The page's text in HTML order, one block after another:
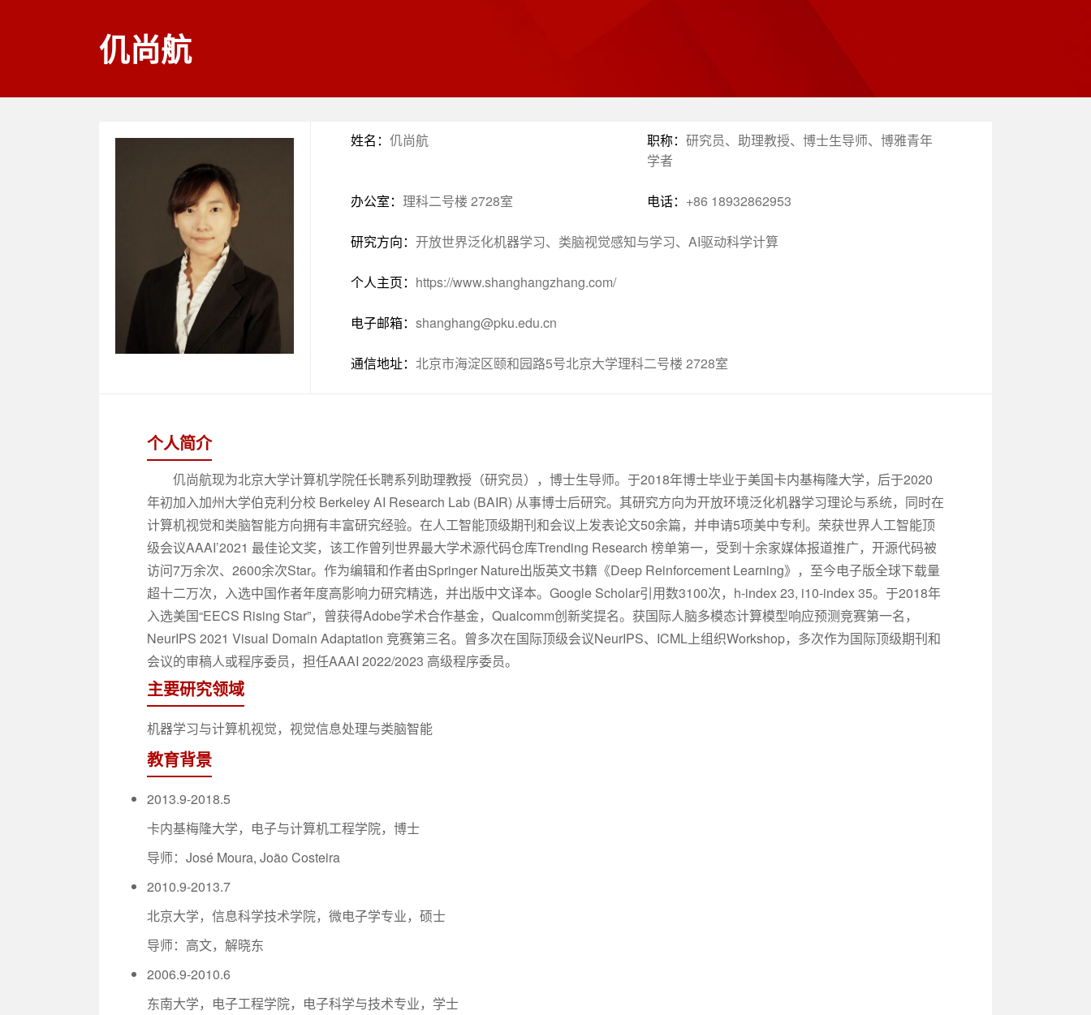
仉尚航
姓名： 仉尚航 职称： 研究员、助理教授、博士生导师、博雅青年
学者
办公室： 理科二号楼 2728室 电话： +86 18932862953
研究方向： 开放世界泛化机器学习、类脑视觉感知与学习、AI驱动科学计算
个人主页： https://www.shanghangzhang.com/
电子邮箱： shanghang@pku.edu.cn
通信地址： 北京市海淀区颐和园路5号北京大学理科二号楼 2728室
个人简介
仉尚航现为北京大学计算机学院任长聘系列助理教授（研究员），博士生导师。于2018年博士毕业于美国卡内基梅隆大学，后于2020
年初加入加州大学伯克利分校 Berkeley AI Research Lab (BAIR) 从事博士后研究。其研究方向为开放环境泛化机器学习理论与系统，同时在
计算机视觉和类脑智能方向拥有丰富研究经验。在人工智能顶级期刊和会议上发表论文50余篇，并申请5项美中专利。荣获世界人工智能顶
级会议AAAI’2021 最佳论文奖，该工作曾列世界最大学术源代码仓库Trending Research 榜单第一，受到十余家媒体报道推广，开源代码被
访问7万余次、2600余次Star。作为编辑和作者由Springer Nature出版英文书籍《Deep Reinforcement Learning》，至今电子版全球下载量
超十二万次，入选中国作者年度高影响力研究精选，并出版中文译本。Google Scholar引用数3100次，h-index 23, i10-index 35。于2018年
入选美国“EECS Rising Star”，曾获得Adobe学术合作基金，Qualcomm创新奖提名。获国际人脑多模态计算模型响应预测竞赛第一名，
NeurIPS 2021 Visual Domain Adaptation 竞赛第三名。曾多次在国际顶级会议NeurIPS、ICML上组织Workshop，多次作为国际顶级期刊和
会议的审稿人或程序委员，担任AAAI 2022/2023 高级程序委员。
主要研究领域
机器学习与计算机视觉，视觉信息处理与类脑智能
教育背景
2013.9-2018.5
卡内基梅隆大学，电子与计算机工程学院，博士
导师：José Moura, João Costeira
2010.9-2013.7
北京大学，信息科学技术学院，微电子学专业，硕士
导师：高文，解晓东
2006.9-2010.6
东南大学，电子工程学院，电子科学与技术专业，学士